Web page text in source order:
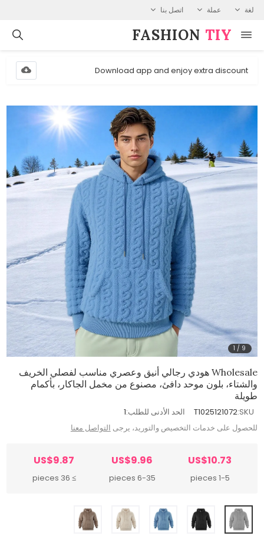
لغة عملة اتصل بنا
FASHION⁠ TIY
Download app and enjoy extra discount
1 / 9
Wholesale هودي رجالي أنيق وعصري مناسب لفصلي الخريف
والشتاء، بلون موحد دافئ، مصنوع من مخمل الجاكار، بأكمام
طويلة
SKU:
T1025121072 الحد الأدنى للطلب:1
للحصول على خدمات التخصيص والتوريد، يرجى التواصل معنا
US$10.73
1-5 pieces
US$9.96
6-35 pieces
US$9.87
≥ 36 pieces